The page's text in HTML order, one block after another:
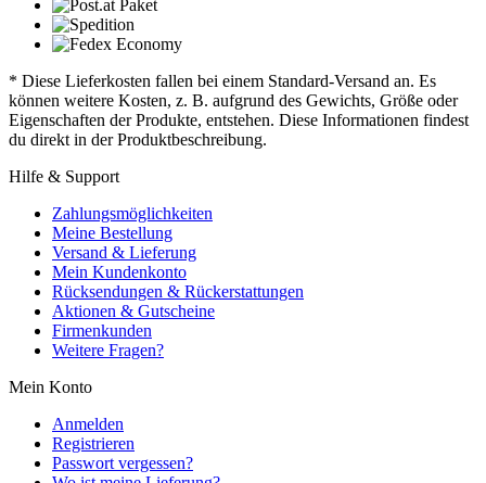
* Diese Lieferkosten fallen bei einem Standard-Versand an. Es
können weitere Kosten, z. B. aufgrund des Gewichts, Größe oder
Eigenschaften der Produkte, entstehen. Diese Informationen findest
du direkt in der Produktbeschreibung.
Hilfe & Support
Zahlungsmöglichkeiten
Meine Bestellung
Versand & Lieferung
Mein Kundenkonto
Rücksendungen & Rückerstattungen
Aktionen & Gutscheine
Firmenkunden
Weitere Fragen?
Mein Konto
Anmelden
Registrieren
Passwort vergessen?